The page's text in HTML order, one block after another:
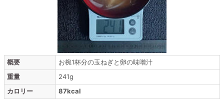
概要
お椀1杯分の玉ねぎと卵の味噌汁
重量
241g
カロリー
87kcal